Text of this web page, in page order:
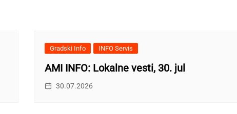
Gradski Info INFO Servis
AMI INFO: Lokalne vesti, 30. jul
30.07.2026